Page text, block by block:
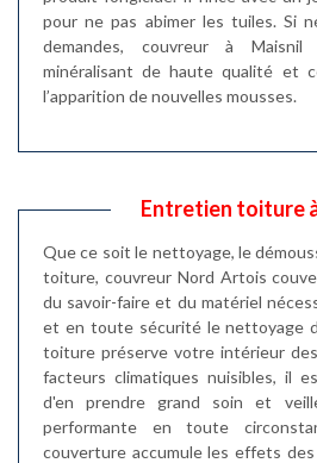
pour ne pas abimer les tuiles. Si
demandes, couvreur à
minéralisant de haute qualité et
l’apparition de nouvelles mousses.
Entretien toiture
Que ce soit le nettoyage, le
toiture, couvreur Nord Artois
du savoir-faire et du matériel
et en toute sécurité le nettoyage
toiture préserve votre intérieur
facteurs climatiques nuisibles, il
d'en prendre grand soin et
performante en toute
couverture accumule les effets